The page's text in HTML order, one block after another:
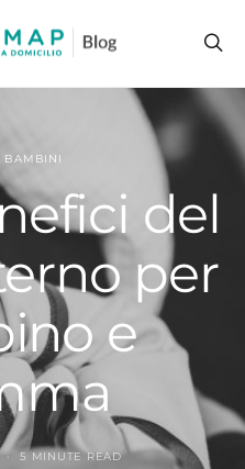
BAMBINI
del
per
e
5 MINUTE READ